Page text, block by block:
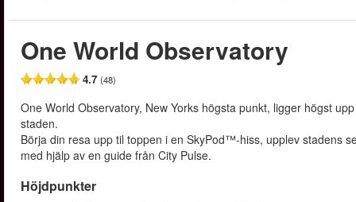
One World Observatory
4.7 (48)
One World Observatory, New Yorks högsta punkt, ligger högst
staden.
Börja din resa upp til toppen i en SkyPod™-hiss, upplev stadens
med hjälp av en guide från City Pulse.
Höjdpunkter